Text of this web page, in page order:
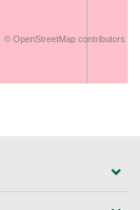
© OpenStreetMap contributors